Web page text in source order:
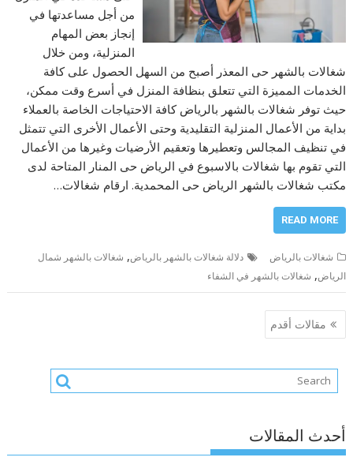
من أجل مساعدتها في
إنجاز بعض المهام
المنزلية، ومن خلال
شغالات بالشهر حى المعذر أصبح من السهل الحصول على كافة
الخدمات المميزة التي تتعلق بنظافة المنزل في أسرع وقت ممكن،
حيث توفر شغالات بالشهر بالرياض كافة الاحتياجات الخاصة بالعملاء
بداية من الأعمال المنزلية التقليدية وحتى الأعمال الأخرى التي تتمثل
في تنظيف المجالس وتعطيرها وتعقيم الأرضيات وغيرها من الأعمال
التي تقوم بها شغالات بالاسبوع في الرياض حى المنار المتاحة لدى
مكتب شغالات بالشهر الرياض حى المحمدية. ارقام شغالات…
READ MORE
شغالات بالرياض دلالة شغالات بالشهر بالرياض, شغالات بالشهر شمال
الرياض, شغالات بالشهر في الشفاء
تصفّح
المقالات
مقالات أقدم
أحدث المقالات